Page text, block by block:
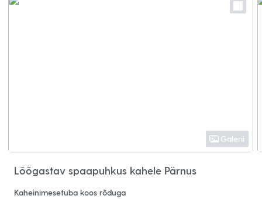
Galerii
Lõõgastav spaapuhkus kahele Pärnus
Kaheinimesetuba koos rõduga